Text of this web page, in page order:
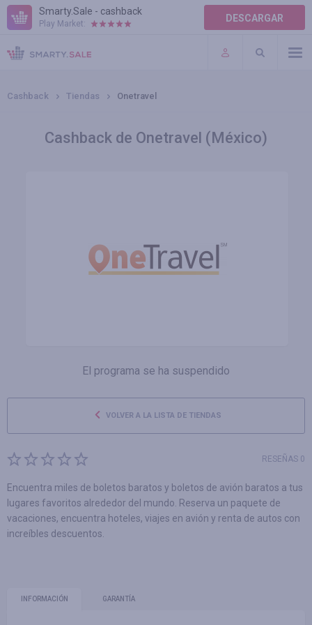
Smarty.Sale - cashback
Play Market: DESCARGAR
AYUDA
TÉRMINOS DE USO
Cashback Tiendas Onetravel
Cashback de Onetravel (México)
El programa se ha suspendido
VOLVER A LA LISTA DE TIENDAS
RESEÑAS 0
Encuentra miles de boletos baratos y boletos de avión baratos a tus
lugares favoritos alrededor del mundo. Reserva un paquete de
vacaciones, encuentra hoteles, viajes en avión y renta de autos con
increíbles descuentos.
INFORMACIÓN GARANTÍA